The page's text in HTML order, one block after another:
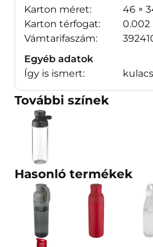
Karton méret:
46 ×
Karton térfogat:
0.002
Vámtarifaszám:
Egyéb adatok
Így is ismert:
kulacs
További színek
Hasonló termékek